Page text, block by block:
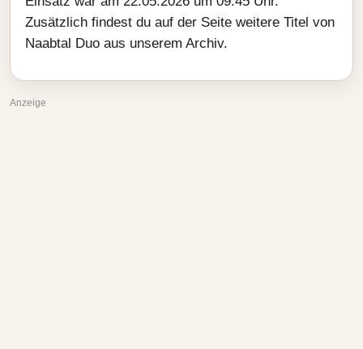
Zusätzlich findest du auf der Seite weitere Titel von
Naabtal Duo aus unserem Archiv.
Anzeige